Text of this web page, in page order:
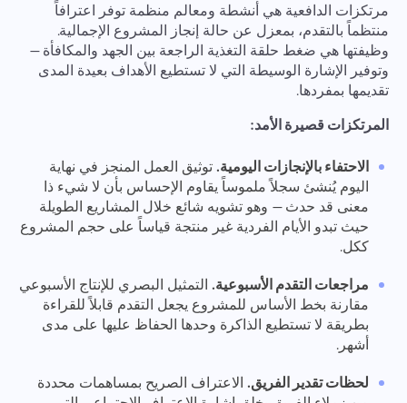
مرتكزات الدافعية هي أنشطة ومعالم منظمة توفر اعترافاً
منتظماً بالتقدم، بمعزل عن حالة إنجاز المشروع الإجمالية.
وظيفتها هي ضغط حلقة التغذية الراجعة بين الجهد والمكافأة —
وتوفير الإشارة الوسيطة التي لا تستطيع الأهداف بعيدة المدى
تقديمها بمفردها.
المرتكزات قصيرة الأمد:
الاحتفاء بالإنجازات اليومية.توثيق العمل المنجز في نهاية
اليوم يُنشئ سجلاً ملموساً يقاوم الإحساس بأن لا شيء ذا
معنى قد حدث — وهو تشويه شائع خلال المشاريع الطويلة
حيث تبدو الأيام الفردية غير منتجة قياساً على حجم المشروع
ككل.
مراجعات التقدم الأسبوعية.التمثيل البصري للإنتاج الأسبوعي
مقارنة بخط الأساس للمشروع يجعل التقدم قابلاً للقراءة
بطريقة لا تستطيع الذاكرة وحدها الحفاظ عليها على مدى
أشهر.
لحظات تقدير الفريق.الاعتراف الصريح بمساهمات محددة